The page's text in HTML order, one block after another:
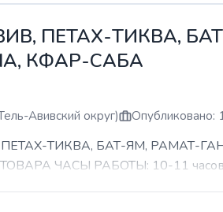
ПЕТАХ-ТИКВА,
КФАР-САБА
Авивский округ) Опубликовано:
ТИКВА, БАТ-ЯМ, РАМАТ-
ЧАСЫ РАБОТЫ: 10-11 часов